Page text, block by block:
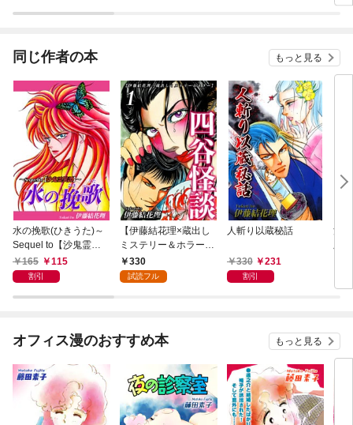
版
同じ作者の本 もっと見る
水の挽歌(ひきうた)～
Sequel to【沙鬼霊異
譚】～
165 115
割引
【伊藤結花理×蔵出し
ミステリー＆ホラー】
（1）｜四谷怪談
330
試読フル
人斬り以蔵秘話
330 231
割引
沙
版
オフィス漫のおすすめ本 もっと見る